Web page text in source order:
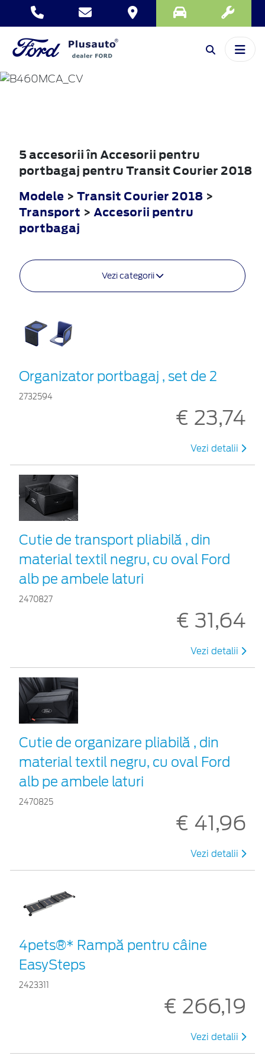
TRANSIT
COURIER
5 accesorii în Accesorii pentru
portbagaj pentru Transit Courier 2018
Modele > Transit Courier 2018 >
Transport > Accesorii pentru
portbagaj
Vezi categorii
Organizator portbagaj , set de 2
2732594
€ 23,74
Vezi detalii
Cutie de transport pliabilă , din
material textil negru, cu oval Ford
alb pe ambele laturi
2470827
€ 31,64
Vezi detalii
Cutie de organizare pliabilă , din
material textil negru, cu oval Ford
alb pe ambele laturi
2470825
€ 41,96
Vezi detalii
4pets®* Rampă pentru câine
EasySteps
2423311
€ 266,19
Vezi detalii